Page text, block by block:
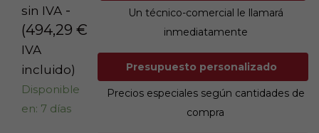
Lectores
Marcaje
Servicios
+34 93 241 22 21
sin IVA -
(494,29 €
IVA
incluido)
Disponible
en: 7 días
Un técnico-comercial le llamará
inmediatamente
Presupuesto personalizado
Precios especiales según cantidades de
compra